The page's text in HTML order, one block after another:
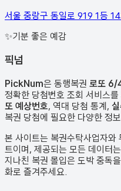
서울 중랑구 동일로 919 1등 14
✨기분 좋은 예감
픽넘
PickNum은 동행복권 로또 6/
정확한 당첨번호 조회 서비스
또 예상번호, 역대 당첨 통계,
복권 당첨에 필요한 다양한 정
본 사이트는 복권수탁사업자와
트이며, 제공되는 모든 데이터
지나친 복권 몰입은 도박 중독
화로 즐겨주세요.